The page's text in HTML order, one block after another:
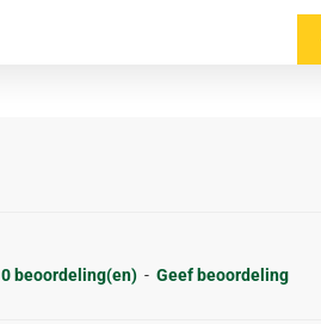
0 beoordeling(en) - Geef beoordeling